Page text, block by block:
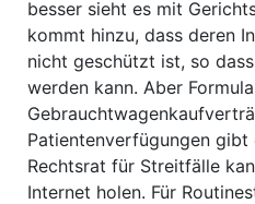
besser sieht es mit
kommt hinzu, dass deren
nicht geschützt ist, so
werden kann. Aber
Patientenverfügungen gibt
Rechtsrat für Streitfälle
Internet holen. Für